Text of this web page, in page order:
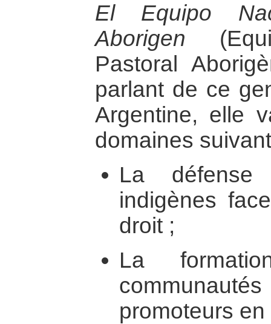
El Equipo
Aborigen
Pastoral
parlant de ce
Argentine, elle
domaines
La défense
indigènes
droit ;
La
promoteurs